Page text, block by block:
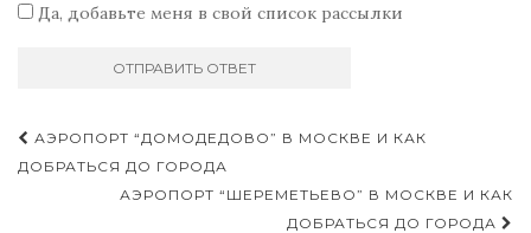
Да, добавьте меня в свой список рассылки
Навигация
по
записям
АЭРОПОРТ “ДОМОДЕДОВО” В МОСКВЕ И КАК
ДОБРАТЬСЯ ДО ГОРОДА
АЭРОПОРТ “ШЕРЕМЕТЬЕВО” В МОСКВЕ И КАК
ДОБРАТЬСЯ ДО ГОРОДА